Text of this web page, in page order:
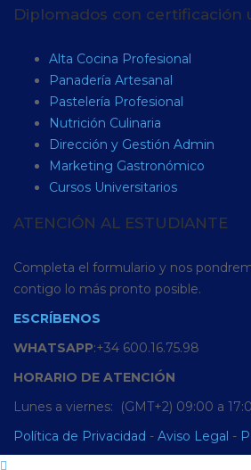
Diplomados con certificación
Alta Cocina Profesional
Panadería Artesanal
Pastelería Profesional
Nutrición Culinaria
Dirección y Gestión Admin
Marketing Gastronómico
Cursos Universitarios
ATENCIÓN AL ESTUDIANTE
Completa el formulario y nos
contigo lo más pronto posible.
ESCRÍBENOS
WHATSAPP:+34 600.16.75.98
HORARIO DE ATENCIÓN
Lunes a viernes: (GMT+2) 09:00 a
Política de Privacidad - Aviso Legal -